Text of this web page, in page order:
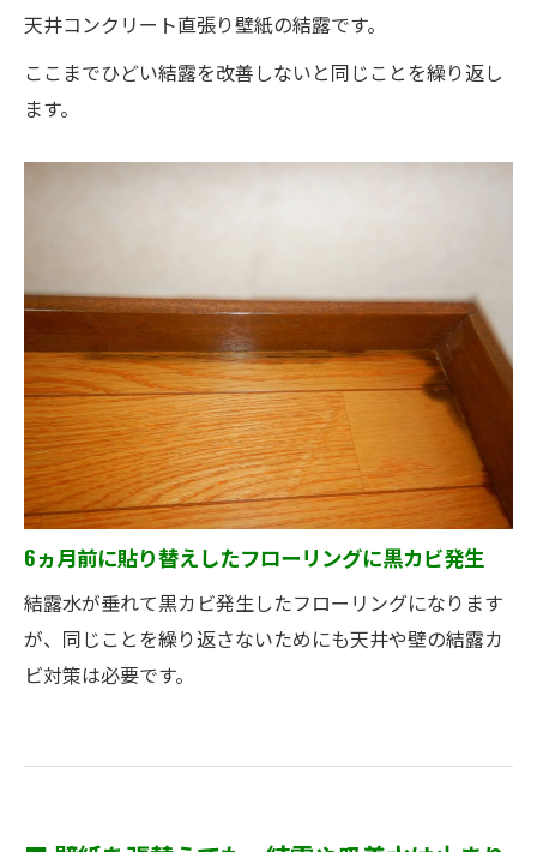
天井コンクリート直張り壁紙の結露です。
ここまでひどい結露を改善しないと同じことを繰り返し
ます。
6ヵ月前に貼り替えしたフローリングに黒カビ発生
結露水が垂れて黒カビ発生したフローリングになります
が、同じことを繰り返さないためにも天井や壁の結露カ
ビ対策は必要です。